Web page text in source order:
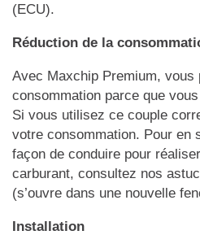
(ECU).
Réduction de la
Avec Maxchip Premium, vous
consommation parce que vous
Si vous utilisez ce couple
votre consommation. Pour en
façon de conduire pour
carburant, consultez nos
(s’ouvre dans une nouvelle
Installation